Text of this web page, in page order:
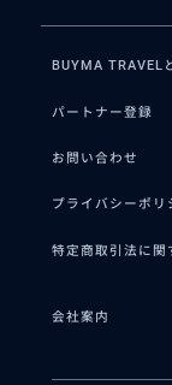
BUYMA TRAVEL
パートナー登録
お問い合わせ
プライバシーポリ
特定商取引法に関
会社案内